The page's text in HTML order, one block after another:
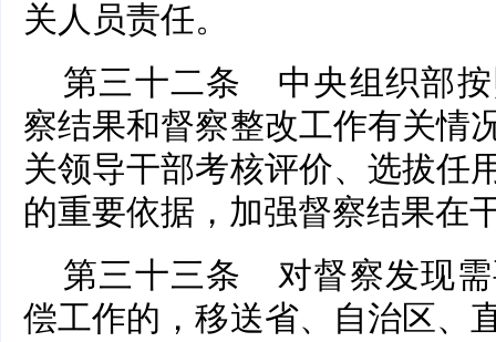
关人员责任。
第三十二条 中央组织部按
察结果和督察整改工作有关情
关领导干部考核评价、选拔任
的重要依据，加强督察结果在
第三十三条 对督察发现需
偿工作的，移送省、自治区、